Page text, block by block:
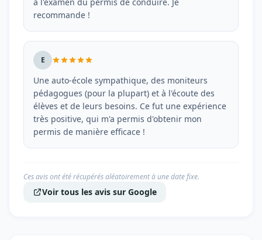
recommande !
E
Une auto-école sympathique, des moniteurs
pédagogues (pour la plupart) et à l'écoute des
élèves et de leurs besoins. Ce fut une expérience
très positive, qui m'a permis d'obtenir mon
permis de manière efficace !
Ces avis ont été récupérés aléatoirement à une date fixe.
Voir tous les avis sur Google